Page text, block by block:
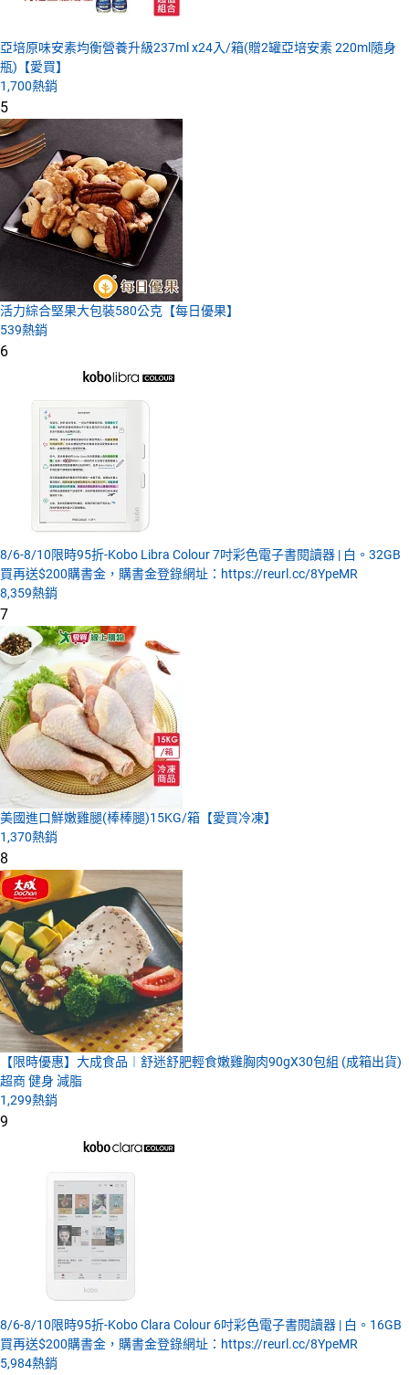
亞培原味安素均衡營養升級237ml x24入/箱(贈2罐亞培安素 220ml隨身
瓶)【愛買】
1,700熱銷
5
活力綜合堅果大包裝580公克【每日優果】
539熱銷
6
8/6-8/10限時95折-Kobo Libra Colour 7吋彩色電子書閱讀器 | 白。32GB
買再送$200購書金，購書金登錄網址：https://reurl.cc/8YpeMR
8,359熱銷
7
美國進口鮮嫩雞腿(棒棒腿)15KG/箱【愛買冷凍】
1,370熱銷
8
【限時優惠】大成食品︱舒迷舒肥輕食嫩雞胸肉90gX30包組 (成箱出貨)
超商 健身 減脂
1,299熱銷
9
8/6-8/10限時95折-Kobo Clara Colour 6吋彩色電子書閱讀器 | 白。16GB
買再送$200購書金，購書金登錄網址：https://reurl.cc/8YpeMR
5,984熱銷